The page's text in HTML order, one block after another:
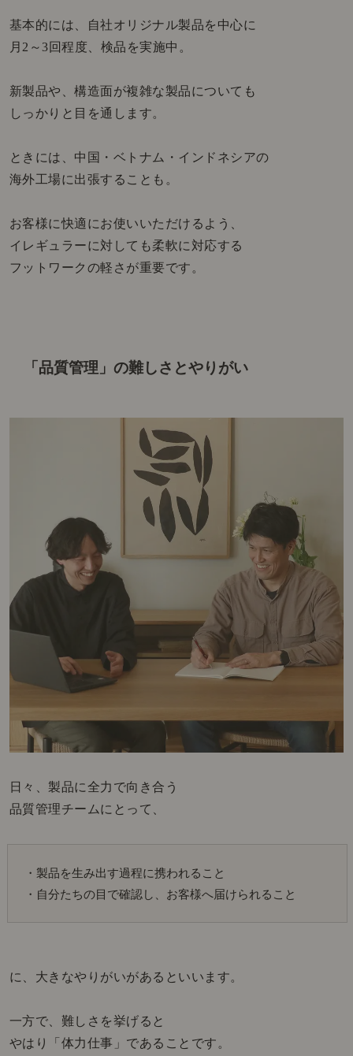
基本的には、自社オリジナル製品を中心に
月2～3回程度、検品を実施中。
新製品や、構造面が複雑な製品についても
しっかりと目を通します。
ときには、中国・ベトナム・インドネシアの
海外工場に出張することも。
お客様に快適にお使いいただけるよう、
イレギュラーに対しても柔軟に対応する
フットワークの軽さが重要です。
「品質管理」の難しさとやりがい
日々、製品に全力で向き合う
品質管理チームにとって、
・製品を生み出す過程に携われること
・自分たちの目で確認し、お客様へ届けられること
に、大きなやりがいがあるといいます。
一方で、難しさを挙げると
やはり「体力仕事」であることです。